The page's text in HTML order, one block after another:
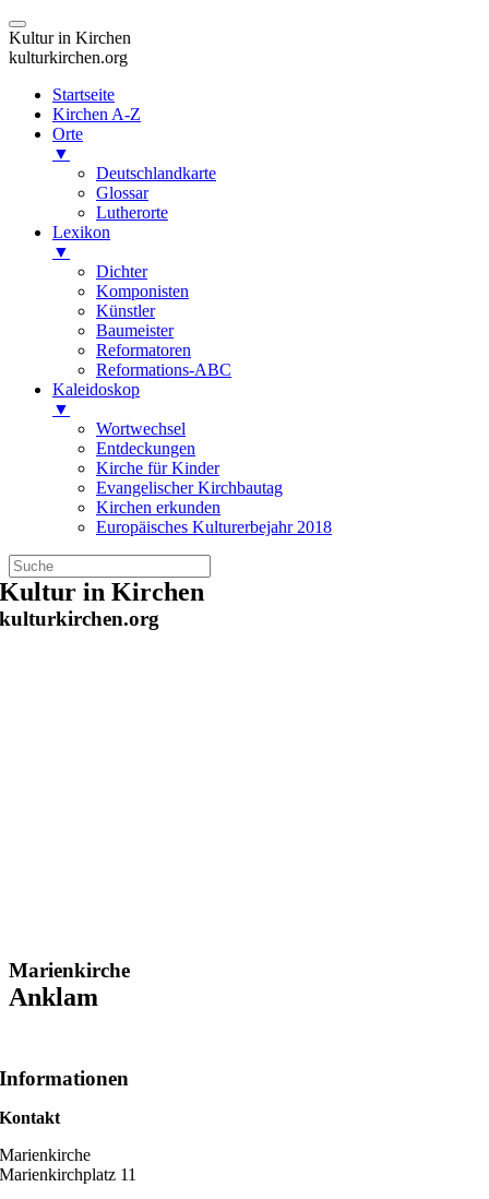
Kultur in Kirchen
kulturkirchen.org
Startseite
Kirchen A-Z
Orte
▼
Deutschlandkarte
Glossar
Lutherorte
Lexikon
▼
Dichter
Komponisten
Künstler
Baumeister
Reformatoren
Reformations-ABC
Kaleidoskop
▼
Wortwechsel
Entdeckungen
Kirche für Kinder
Evangelischer Kirchbautag
Kirchen erkunden
Europäisches Kulturerbejahr 2018
Zum
Inhalt
springen
Kultur in Kirchen
kulturkirchen.org
Marienkirche
Anklam
Informationen
Kontakt
Marienkirche
Marienkirchplatz 11